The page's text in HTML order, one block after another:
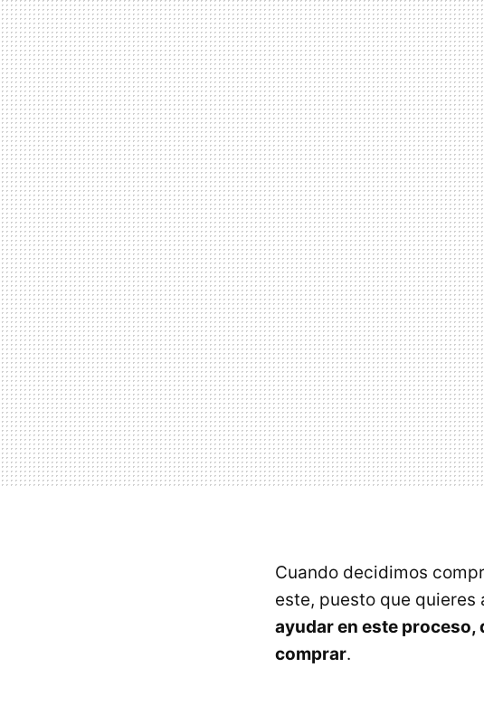
Cuando decidimos
este, puesto que quieres
ayudar en este proceso,
comprar.